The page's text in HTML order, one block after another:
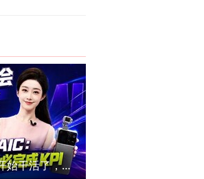
世界人工智能大会：AI开始干活了，但到底干的怎么样？萌新闯WAIC